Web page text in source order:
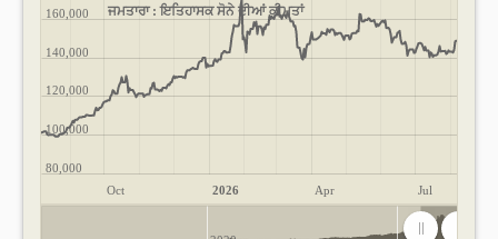
ਜਮਤਾਰਾ : ਇਤਿਹਾਸਕ ਸੋਨੇ ਦੀਆਂ ਕੀਮਤਾਂ
Oct 2026 Apr Jul
80,000
100,000
120,000
140,000
160,000